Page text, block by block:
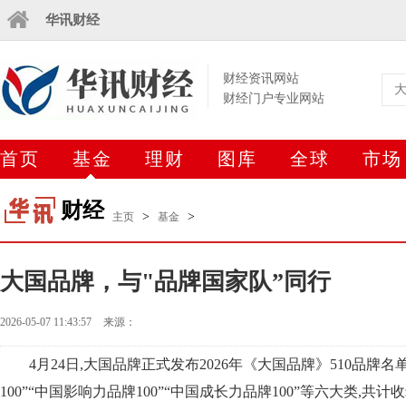
华讯财经
财经资讯网站
财经门户专业网站
首页 基金 理财 图库 全球 市场
财经 主页 > 基金 >
大国品牌，与"品牌国家队”同行
2026-05-07 11:43:57 来源：
4月24日,大国品牌正式发布2026年《大国品牌》510品牌名
100”“中国影响力品牌100”“中国成长力品牌100”等六大类,共计